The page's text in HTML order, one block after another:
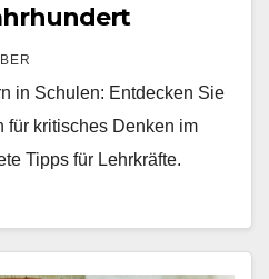
in Schulen: Entdecken Sie
für kritisches Denken im
Tipps für Lehrkräfte.